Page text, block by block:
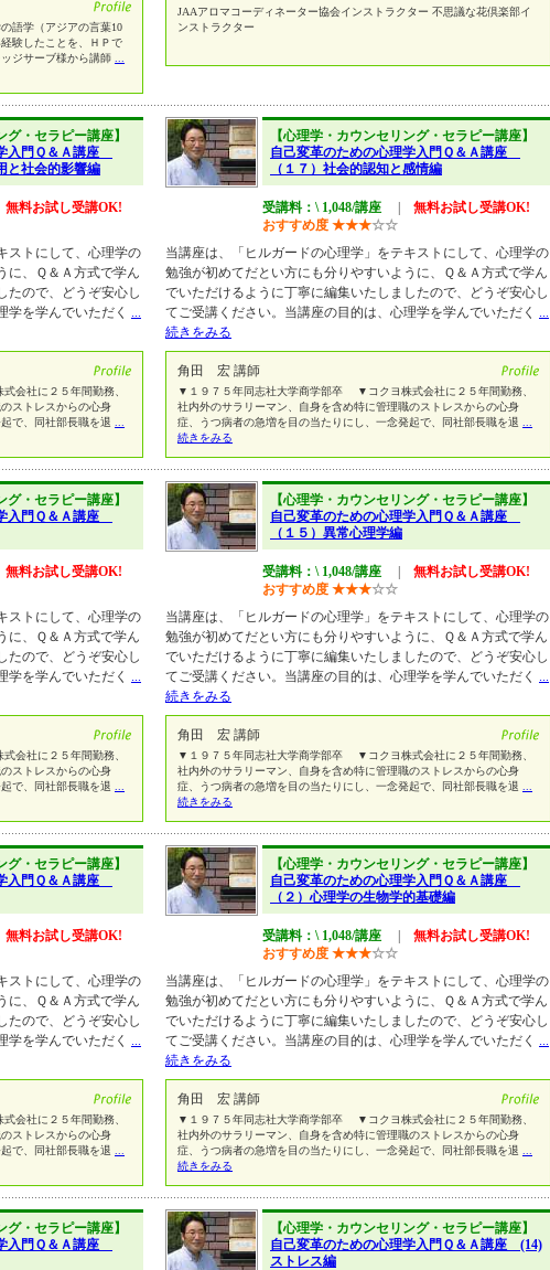
語学（アジアの言葉10
験したことを、ＨＰで
ジサーブ様から講師
JAAアロマコーディネーター協会インストラクター 不思議な花倶楽部イ
ンストラクター
グ・セラピー講座】
入門Ｑ＆Ａ講座
と社会的影響編
無料お試し受講OK!
ストにして、心理学の
に、Ｑ＆Ａ方式で学ん
たので、どうぞ安心し
学を学んでいただく ...
会社に２５年間勤務、
ストレスからの心身
で、同社部長職を退
【心理学・カウンセリング・セラピー講座】
自己変革のための心理学入門Ｑ＆Ａ講座
（１７）社会的認知と感情編
受講料：\ 1,048/講座
無料お試し受講OK!
おすすめ度 ★★★☆☆
当講座は、「ヒルガードの心理学」をテキストにして、心理学の
勉強が初めてだとい方にも分りやすいように、Ｑ＆Ａ方式で学ん
でいただけるように丁寧に編集いたしましたので、どうぞ安心し
てご受講ください。当講座の目的は、心理学を学んでいただく ...
続きをみる
角田 宏 講師
▼１９７５年同志社大学商学部卒 ▼コクヨ株式会社に２５年間勤務、
社内外のサラリーマン、自身を含め特に管理職のストレスからの心身
症、うつ病者の急増を目の当たりにし、一念発起で、同社部長職を退
続きをみる
グ・セラピー講座】
入門Ｑ＆Ａ講座
無料お試し受講OK!
ストにして、心理学の
に、Ｑ＆Ａ方式で学ん
たので、どうぞ安心し
学を学んでいただく ...
会社に２５年間勤務、
ストレスからの心身
で、同社部長職を退
【心理学・カウンセリング・セラピー講座】
自己変革のための心理学入門Ｑ＆Ａ講座
（１５）異常心理学編
受講料：\ 1,048/講座
無料お試し受講OK!
おすすめ度 ★★★☆☆
当講座は、「ヒルガードの心理学」をテキストにして、心理学の
勉強が初めてだとい方にも分りやすいように、Ｑ＆Ａ方式で学ん
でいただけるように丁寧に編集いたしましたので、どうぞ安心し
てご受講ください。当講座の目的は、心理学を学んでいただく ...
続きをみる
角田 宏 講師
▼１９７５年同志社大学商学部卒 ▼コクヨ株式会社に２５年間勤務、
社内外のサラリーマン、自身を含め特に管理職のストレスからの心身
症、うつ病者の急増を目の当たりにし、一念発起で、同社部長職を退
続きをみる
グ・セラピー講座】
入門Ｑ＆Ａ講座
無料お試し受講OK!
ストにして、心理学の
に、Ｑ＆Ａ方式で学ん
たので、どうぞ安心し
学を学んでいただく ...
会社に２５年間勤務、
ストレスからの心身
で、同社部長職を退
【心理学・カウンセリング・セラピー講座】
自己変革のための心理学入門Ｑ＆Ａ講座
（２）心理学の生物学的基礎編
受講料：\ 1,048/講座
無料お試し受講OK!
おすすめ度 ★★★☆☆
当講座は、「ヒルガードの心理学」をテキストにして、心理学の
勉強が初めてだとい方にも分りやすいように、Ｑ＆Ａ方式で学ん
でいただけるように丁寧に編集いたしましたので、どうぞ安心し
てご受講ください。当講座の目的は、心理学を学んでいただく ...
続きをみる
角田 宏 講師
▼１９７５年同志社大学商学部卒 ▼コクヨ株式会社に２５年間勤務、
社内外のサラリーマン、自身を含め特に管理職のストレスからの心身
症、うつ病者の急増を目の当たりにし、一念発起で、同社部長職を退
続きをみる
グ・セラピー講座】
入門Ｑ＆Ａ講座
【心理学・カウンセリング・セラピー講座】
自己変革のための心理学入門Ｑ＆Ａ講座 (14)
ストレス編